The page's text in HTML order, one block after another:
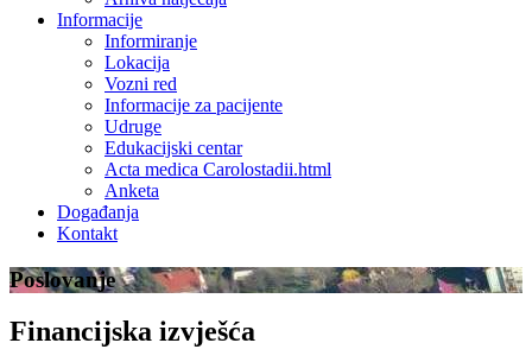
Informacije
Informiranje
Lokacija
Vozni red
Informacije za pacijente
Udruge
Edukacijski centar
Acta medica Carolostadii.html
Anketa
Događanja
Kontakt
Poslovanje
Financijska izvješća